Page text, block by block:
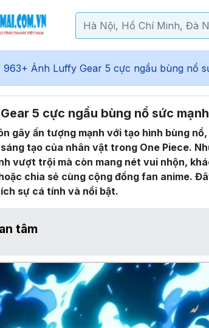
963+ Ảnh Luffy Gear 5 cực ngầu bùng nổ
5 cực ngầu bùng nổ sức
gây ấn tượng mạnh với tạo hình bùng
tạo của nhân vật trong One Piece.
vượt trội mà còn mang nét vui nhộn,
chia sẻ cùng cộng đồng fan anime.
sự cá tính và nổi bật.
tâm